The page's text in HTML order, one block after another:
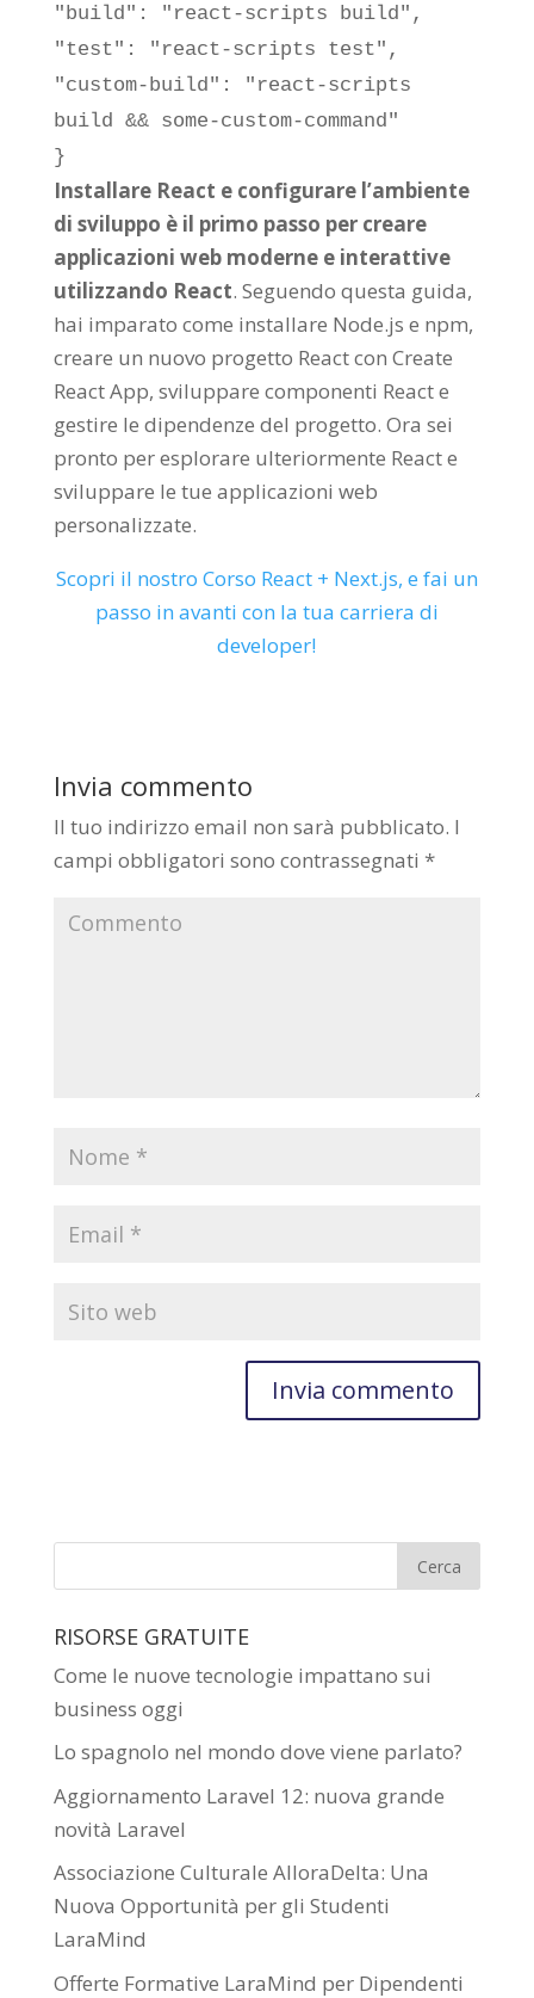
"build" : "react-scripts build" ,
"test" : "react-scripts test" ,
"custom-build" :
"react-scripts
build && some-custom-command"
}
Installare React e configurare l’ambiente
di sviluppo è il primo passo per creare
applicazioni web moderne e interattive
utilizzando React. Seguendo questa guida,
hai imparato come installare Node.js e npm,
creare un nuovo progetto React con Create
React App, sviluppare componenti React e
gestire le dipendenze del progetto. Ora sei
pronto per esplorare ulteriormente React e
sviluppare le tue applicazioni web
personalizzate.
Scopri il nostro Corso React + Next.js, e fai un
passo in avanti con la tua carriera di
developer!
Invia commento
Il tuo indirizzo email non sarà pubblicato. I
campi obbligatori sono contrassegnati *
RISORSE GRATUITE
Come le nuove tecnologie impattano sui
business oggi
Lo spagnolo nel mondo dove viene parlato?
Aggiornamento Laravel 12: nuova grande
novità Laravel
Associazione Culturale AlloraDelta: Una
Nuova Opportunità per gli Studenti
LaraMind
Offerte Formative LaraMind per Dipendenti